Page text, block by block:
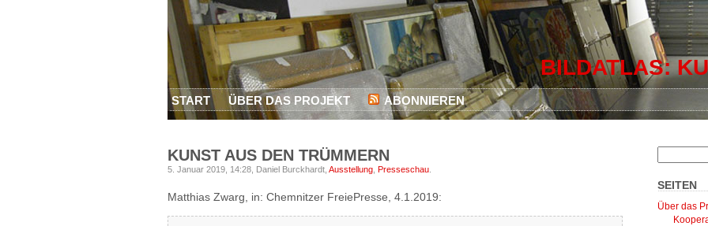
BILDATLAS:
START ÜBER DAS PROJEKT ABONNIEREN
KUNST AUS DEN TRÜMMERN
5. Januar 2019, 14:28, Daniel Burckhardt, Ausstellung Presseschau
Matthias Zwarg, in: Chemnitzer FreiePresse, 4.1.2019:
SEITEN
Über das